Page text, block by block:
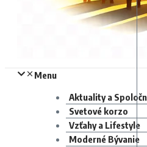
Menu
Aktuality a
Svetové korzo
Vzťahy a Lifestyle
Moderné Bývanie